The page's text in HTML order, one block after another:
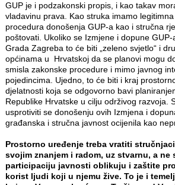
GUP je i podzakonski propis, i kao takav
vladavinu prava. Kao struka imamo
procedura donošenja GUP-a kao i stručna
poštovati. Ukoliko se Izmjene i dopune
Grada Zagreba to će biti „zeleno svjetlo“ i
općinama u Hrvatskoj da se planovi mogu
smisla zakonske procedure i mimo javnog
pojedincima. Ujedno, to će biti i kraj
djelatnosti koja se odgovorno bavi
Republike Hrvatske u cilju održivog razvoja.
usprotiviti se donošenju ovih Izmjena i
građanska i stručna javnost ocijenila kao
Prostorno uređenje treba vratiti
svojim znanjem i radom, uz stvarnu, a ne
participaciju javnosti oblikuju i zaštite
korist ljudi koji u njemu žive. To je i